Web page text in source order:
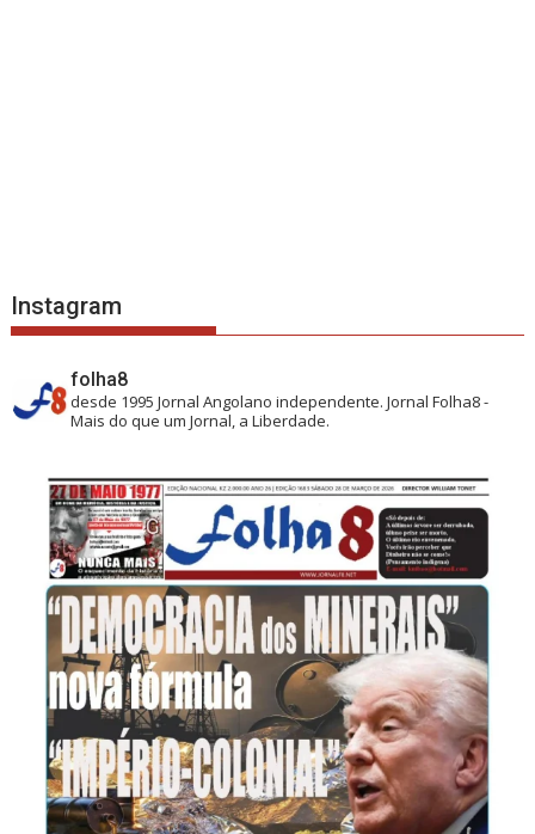
Instagram
folha8
desde 1995 Jornal Angolano independente.Jornal Folha8 -
Mais do que um Jornal, a Liberdade.